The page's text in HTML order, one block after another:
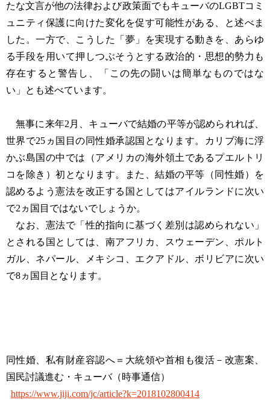
たな文言が他の法律および政策面でもキューバのLGBTコミ
ュニティ保護に向けた変化を促す可能性がある、と述べま
した。一方で、こうした「夢」を実現する動きを、あらゆ
る手段を用いて押しつぶそうとする政治的・思想的勢力も
存在すると警告し、「この先の闘いは簡単なものではな
い」とも述べています。
無事に来年2月、キューバで結婚の平等が認められれば、
世界で25ヵ国目の同性婚承認国となります。カリブ海に浮
かぶ島国の中では（アメリカの海外領土であるプエルトリ
コを除き）初となります。また、結婚の平等（同性婚）を
認めるよう憲法を改正する国としてはアイルランドに次い
で2ヵ国目ではないでしょうか。
なお、憲法で「性的指向に基づく差別は認められない」
とされる国としては、南アフリカ、スウェーデン、ポルト
ガル、ネパール、メキシコ、エクアドル、ボリビアに次い
で8ヵ国目となります。
同性婚、私有財産容認へ＝大統領や首相も復活－改憲案、
国民討議進む・キューバ（時事通信）
https://www.jiji.com/jc/article?k=2018102800414